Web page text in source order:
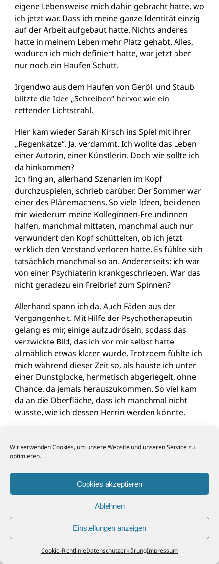
Wir verwenden Cookies, um unsere Website und unseren Service zu
optimieren.
Cookies akzeptieren
Ablehnen
Einstellungen anzeigen
Cookie-RichtlinieDatenschutzerklärungImpressum
eigene Lebensweise mich dahin gebracht hatte, wo
ich jetzt war. Dass ich meine ganze Identität einzig
auf der Arbeit aufgebaut hatte. Nichts anderes
hatte in meinem Leben mehr Platz gehabt. Alles,
wodurch ich mich definiert hatte, war jetzt aber
nur noch ein Haufen Schutt.
Irgendwo aus dem Haufen von Geröll und Staub
blitzte die Idee „Schreiben“ hervor wie ein
rettender Lichtstrahl.
Hier kam wieder Sarah Kirsch ins Spiel mit ihrer
„Regenkatze“. Ja, verdammt. Ich wollte das Leben
einer Autorin, einer Künstlerin. Doch wie sollte ich
da hinkommen?
Ich fing an, allerhand Szenarien im Kopf
durchzuspielen, schrieb darüber. Der Sommer war
einer des Plänemachens. So viele Ideen, bei denen
mir wiederum meine Kolleginnen-Freundinnen
halfen, manchmal mittaten, manchmal auch nur
verwundert den Kopf schüttelten, ob ich jetzt
wirklich den Verstand verloren hatte. Es fühlte sich
tatsächlich manchmal so an. Andererseits: ich war
von einer Psychiaterin krankgeschrieben. War das
nicht geradezu ein Freibrief zum Spinnen?
Allerhand spann ich da. Auch Fäden aus der
Vergangenheit. Mit Hilfe der Psychotherapeutin
gelang es mir, einige aufzudröseln, sodass das
verzwickte Bild, das ich vor mir selbst hatte,
allmählich etwas klarer wurde. Trotzdem fühlte ich
mich während dieser Zeit so, als hauste ich unter
einer Dunstglocke, hermetisch abgeriegelt, ohne
Chance, da jemals herauszukommen. So viel kam
da an die Oberfläche, dass ich manchmal nicht
wusste, wie ich dessen Herrin werden könnte.
vergessene Liebe. Die schaute ich mir an
zusammen mit der Therapeutin. Diese Liebe fühlte
gut an. Ich spürte da Geborgenheit, Annahme. In
meiner Erinnerung war diese Zeit oder jedenfalls
ein Teil davon geprägt gewesen von einem So-Sein-
Dürfen. Da hatte es nichts zu Funktionieren
gegeben, wenn ich mit diesem Mann allein
gewesen war. Da hatte ich ich sein dürfen.